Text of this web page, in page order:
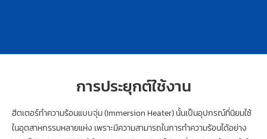
การประยุกต์ใช้งาน
ฮีตเตอร์ทำความร้อนแบบจุ่ม (Immersion Heater) นั้นเป็นอุปกรณ์ที่นิยมใช้
ในอุตสาหกรรมหลายแห่ง เพราะมีความสามารถในการทำความร้อนได้อย่าง